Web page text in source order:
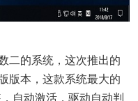
二的系统，这次推出的
版本，这款系统最大的
自动激活，驱动自动判